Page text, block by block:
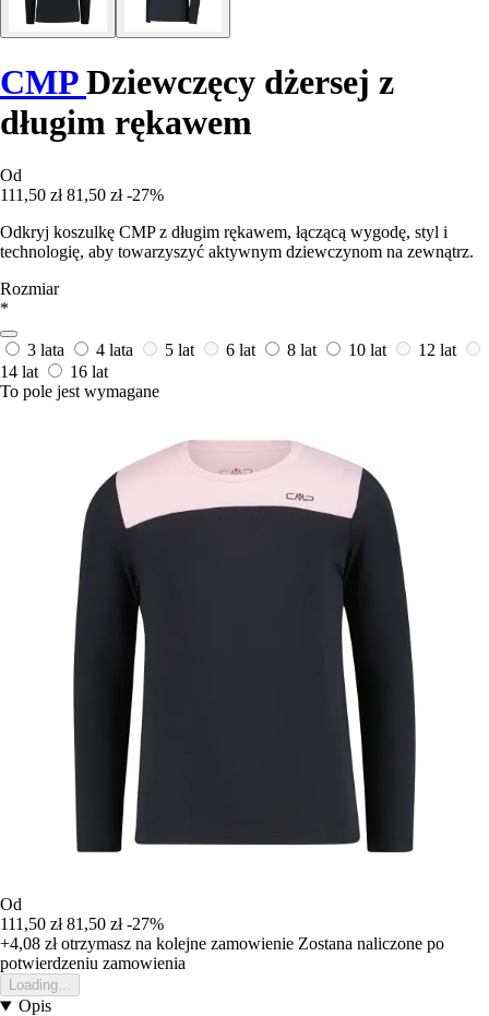
CMPDziewczęcy dżersej z
długim rękawem
Od
111,50 zł 81,50 zł -27%
Odkryj koszulkę CMP z długim rękawem, łączącą wygodę, styl i
technologię, aby towarzyszyć aktywnym dziewczynom na zewnątrz.
Rozmiar
*
3 lata 4 lata 5 lat 6 lat 8 lat 10 lat
12 lat
14 lat
16 lat
To pole jest wymagane
Od
111,50 zł 81,50 zł -27%
+4,08 złotrzymasz na kolejne zamowienie Zostana naliczone po
potwierdzeniu zamowienia
Loading...
Opis